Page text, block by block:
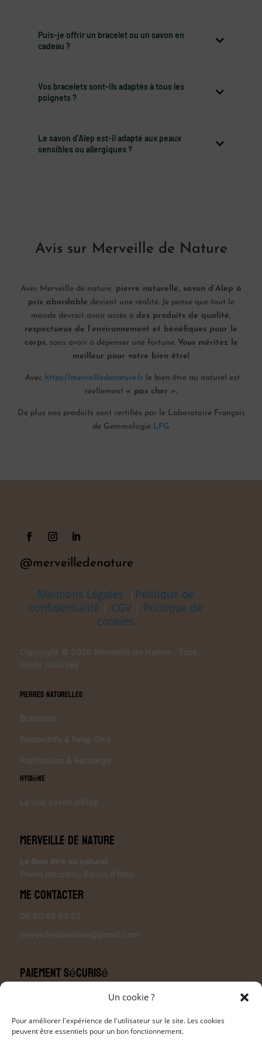
Un cookie ?
Pour améliorer l'expérience de l'utilisateur sur le site. Les cookies
peuvent être essentiels pour un bon fonctionnement.
Puis-je offrir un bracelet ou un savon en
cadeau ?
Vos bracelets sont-ils adaptés à tous les
poignets ?
Le savon d’Alep est-il adapté aux peaux
sensibles ou allergiques ?
Avis sur Merveille de Nature
Avec Merveille de nature, pierre naturelle, savon d’Alep à
prix abordable devient une réalité. Je pense que tout le
monde devrait avoir accès à des produits de qualité,
respectueux de l’environnement et bénéfiques pour le
corps, sans avoir à dépenser une fortune. Vous méritez le
meilleur pour votre bien être!
Avec https://merveilledenature.frle bien être au naturel est
réellement « pas cher ».
De plus nos produits sont certifiés par le Laboratoire Français
de Gemmologie LFG
@merveilledenature
Mentions Légales
Politique de
confidentialité
CGV
Politique de
cookies
Copyright © 2026 Merveille de Nature . Tous
droits réservés
Pierres Naturelles
Bracelets
Pendentifs & Feng-Shui
Purification & Recharge
Hygiène
Le vrai savon d’Alep
Merveille de Nature
Le Bien être au naturel
Pierre naturelle Savon d’Alep
Me contacter
06.60.66.65.52
merveilledenature@gmail.com
Paiement sécurisé